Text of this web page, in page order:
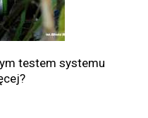
testem systemu